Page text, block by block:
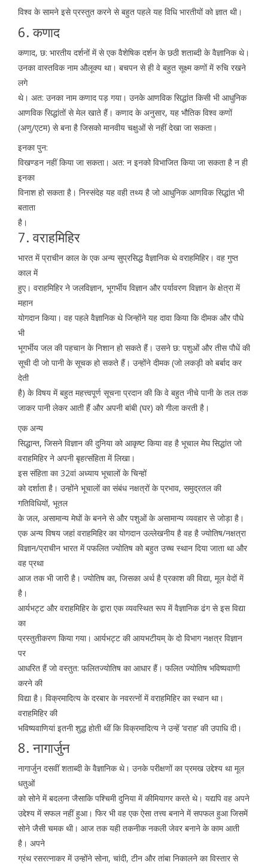
विश्व के सामने इसे प्रस्तुत करने से बहुत पहले यह विधि भारतीयों को ज्ञात थी।
6. कणाद
कणाद, छ: भारतीय दर्शनों में से एक वैशेषिक दर्शन के छठी शताब्दी के वैज्ञानिक थे।
उनका वास्तविक नाम औलूक्य था। बचपन से ही वे बहुत सूक्ष्म कणों में रुचि रखने
लगे
थे। अत: उनका नाम कणाद पड़ गया। उनके आणविक सिद्धांत किसी भी आधुनिक
आणविक सिद्धांतों से मेल खाते हैं। कणाद के अनुसार, यह भौतिक विश्व कणों
(अणु/एटम) से बना है जिसको मानवीय चक्षुओं से नहीं देखा जा सकता।
इनका पुन:
विखण्डन नहीं किया जा सकता। अत: न इनको विभाजित किया जा सकता है न ही
इनका
विनाश हो सकता है। निस्संदेह यह वही तथ्य है जो आधुनिक आणविक सिद्धांत भी
बताता
है।
7. वराहमिहिर
भारत में प्राचीन काल के एक अन्य सुप्रसिद्ध वैज्ञानिक थे वराहमिहिर। वह गुप्त
काल में
हुए। वराहमिहिर ने जलविज्ञान, भूगर्भीय विज्ञान और पर्यावरण विज्ञान के क्षेत्रा में
महान
योगदान किया। वह पहले वैज्ञानिक थे जिन्होंने यह दावा किया कि दीमक और पौधे
भी
भूगर्भीय जल की पहचान के निशान हो सकते हैं। उसने छ: पशुओं और तीस पौधें की
सूची दी जो पानी के सूचक हो सकते हैं। उन्होंने दीमक (जो लकड़ी को बर्बाद कर
देती
है) के विषय में बहुत महत्त्वपूर्ण सूचना प्रदान की कि वे बहुत नीचे पानी के तल तक
जाकर पानी लेकर आती हैं और अपनी बांबी (घर) को गीला करती है।
एक अन्य
सिद्धान्त, जिसने विज्ञान की दुनिया को आकृष्ट किया वह है भूचाल मेघ सिद्धांत जो
वराहमिहिर ने अपनी बृहत्संहिता में लिखा।
इस संहिता का 32वां अध्याय भूचालों के चिन्हों
को दर्शाता है। उन्होंने भूचालों का संबंध नक्षत्रों के प्रभाव, समुद्रतल की
गतिविधियों, भूतल
के जल, असामान्य मेघों के बनने से और पशुओं के असामान्य व्यवहार से जोड़ा है।
एक अन्य विषय जहां वराहमिहिर का योगदान उल्लेखनीय है वह है ज्योतिष/नक्षत्रा
विज्ञान/प्राचीन भारत में पफलित ज्योतिष को बहुत उच्च स्थान दिया जाता था और
वह प्रथा
आज तक भी जारी है। ज्योतिष का, जिसका अर्थ है प्रकाश की विद्या, मूल वेदों में
है।
आर्यभट्ट और वराहमिहिर के द्वारा एक व्यवस्थित रूप में वैज्ञानिक ढंग से इस विद्या
का
प्रस्तुतीकरण किया गया। आर्यभट्ट की आयभटीयम् के दो विभाग नक्षत्र विज्ञान
पर
आधरित हैं जो वस्तुत: फलितज्योतिष का आधार हैं। फलित ज्योतिष भविष्यवाणी
करने की
विद्या है। विक्रमादित्य के दरबार के नवरत्नों में वराहमिहिर का स्थान था।
वराहमिहिर की
भविष्यवाणियां इतनी शुद्ध होती थीं कि विक्रमादित्य ने उन्हें ‘वराह’ की उपाधि दी।
8. नागार्जुन
नागार्जुन दसवीं शताब्दी के वैज्ञानिक थे। उनके परीक्षणों का प्रमख उद्देश्य था मूल
धतुओं
को सोने में बदलना जैसाकि पश्चिमी दुनिया में कीमियागर करते थे। यद्यपि वह अपने
उद्देश्य में सफल नहीं हुआ। फिर भी वह एक ऐसा तत्त्व बनाने में सपफल हुआ जिसमें
सोने जैसी चमक थी। आज तक यही तकनीक नकली जेवर बनाने के काम आती
है। अपने
ग्रंथ रसरत्नाकर में उन्होंने सोना, चांदी, टीन और तांबा निकालने का विस्तार से